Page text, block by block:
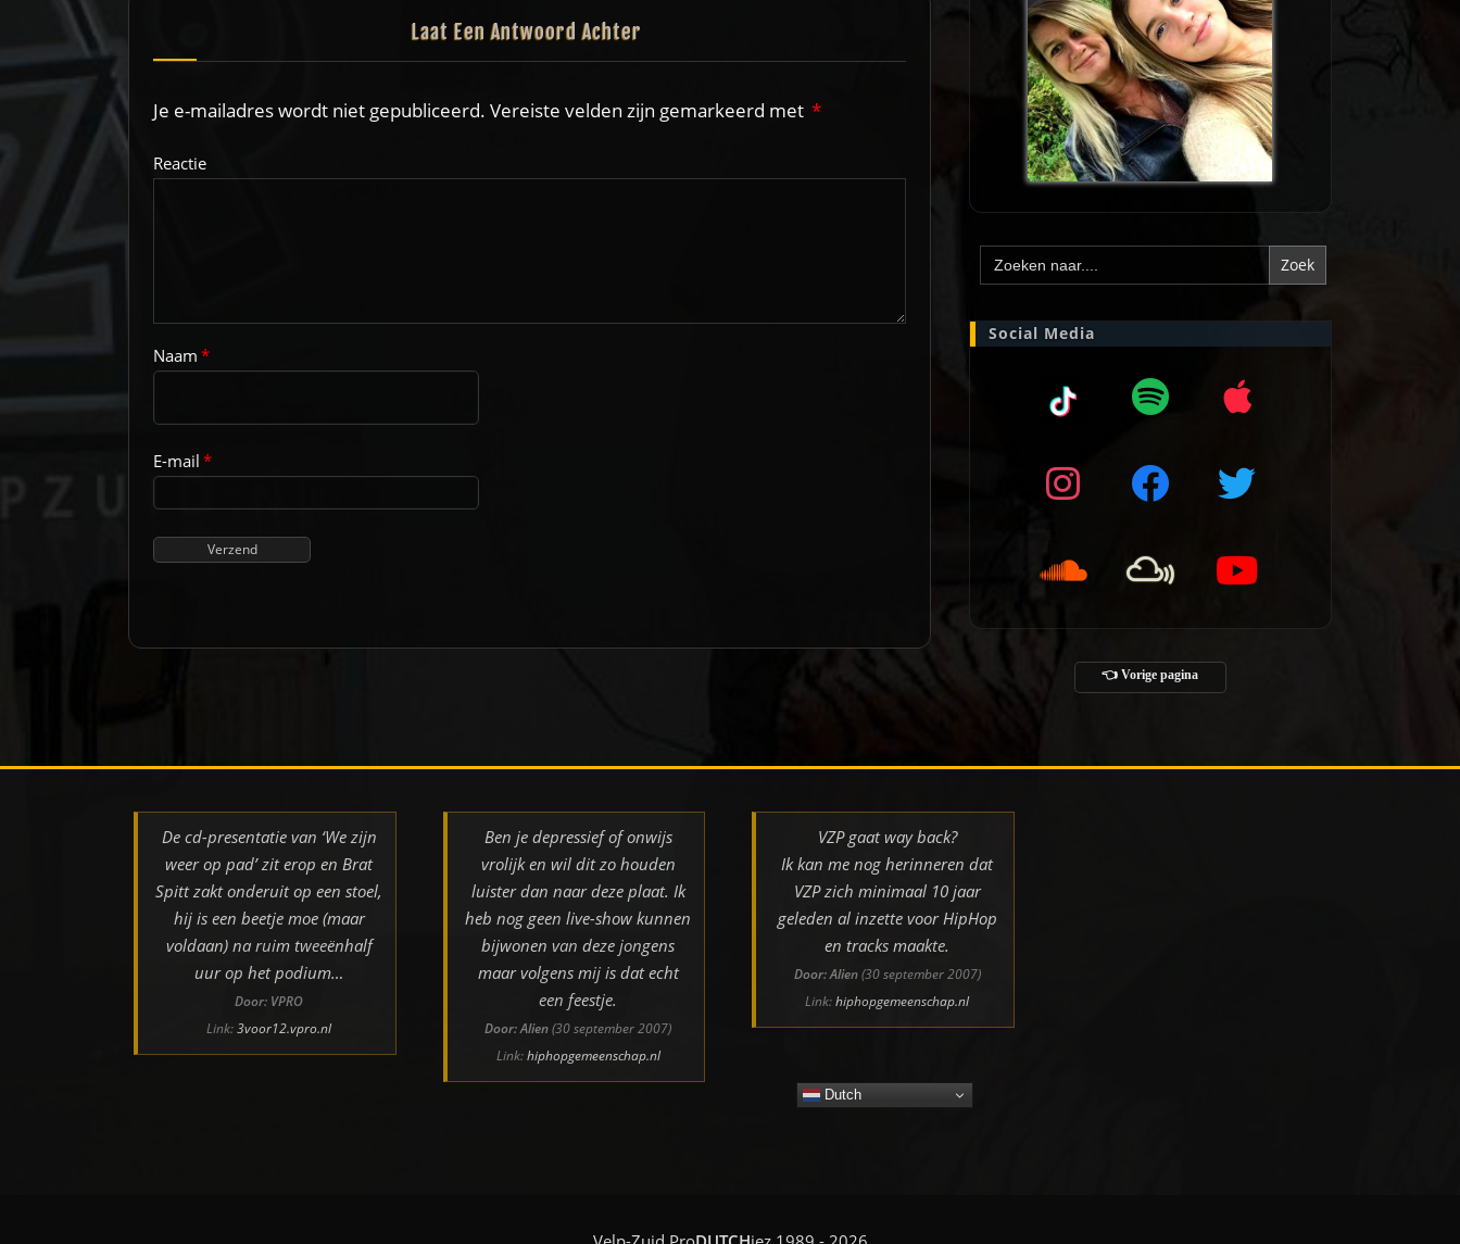
Laat Een Antwoord Achter
Je e-mailadres wordt niet gepubliceerd. Vereiste velden zijn gemarkeerd met *
Reactie
Naam*
E-mail*
Zoek
naar:
Social Media
👈 Vorige pagina
De cd-presentatie van ‘We zijn
weer op pad’ zit erop en Brat
Spitt zakt onderuit op een stoel,
hij is een beetje moe (maar
voldaan) na ruim tweeënhalf
uur op het podium…
Door: VPRO
Link:3voor12.vpro.nl
Ben je depressief of onwijs
vrolijk en wil dit zo houden
luister dan naar deze plaat. Ik
heb nog geen live-show kunnen
bijwonen van deze jongens
maar volgens mij is dat echt
een feestje.
Door: Alien(30 september 2007)
Link:hiphopgemeenschap.nl
VZP gaat way back?
Ik kan me nog herinneren dat
VZP zich minimaal 10 jaar
geleden al inzette voor HipHop
en tracks maakte.
Door: Alien(30 september 2007)
Link:hiphopgemeenschap.nl
Dutch